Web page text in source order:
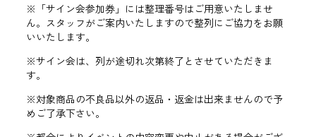
※「サイン会参加券」には整理番号はご用意いたしませ
ん。スタッフがご案内いたしますので整列にご協力をお願
いいたします。
※サイン会は、列が途切れ次第終了とさせていただきま
す。
※対象商品の不良品以外の返品・返金は出来ませんので予
めご了承下さい。